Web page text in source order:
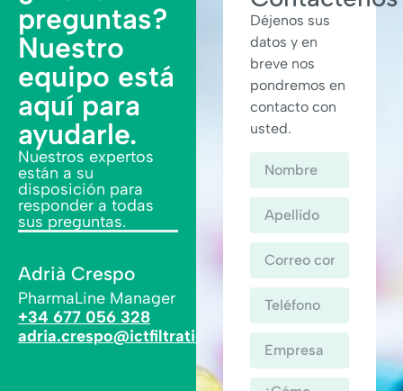
preguntas?
Nuestro
equipo está
aquí para
ayudarle.
Nuestros expertos
están a su
disposición para
responder a todas
sus preguntas.
Adrià Crespo
PharmaLine Manager
+34 677 056 328
adria.crespo@ictfiltration.com
Déjenos sus
datos y en
breve nos
pondremos en
contacto con
usted.